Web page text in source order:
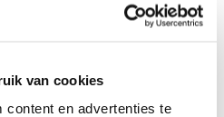
van cookies
content en advertenties te